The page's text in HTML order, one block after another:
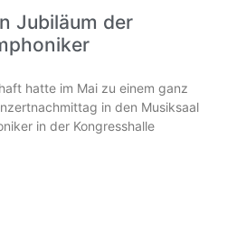
Jubiläum der
hatte im Mai zu einem ganz
in den Musiksaal
in der Kongresshalle